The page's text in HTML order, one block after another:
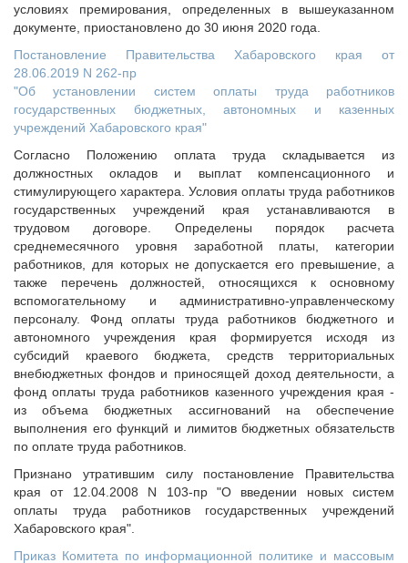
условиях премирования, определенных в вышеуказанном
документе, приостановлено до 30 июня 2020 года.
Постановление Правительства Хабаровского края от
28.06.2019 N 262-пр
"Об установлении систем оплаты труда работников
государственных бюджетных, автономных и казенных
учреждений Хабаровского края"
Согласно Положению оплата труда складывается из
должностных окладов и выплат компенсационного и
стимулирующего характера. Условия оплаты труда работников
государственных учреждений края устанавливаются в
трудовом договоре. Определены порядок расчета
среднемесячного уровня заработной платы, категории
работников, для которых не допускается его превышение, а
также перечень должностей, относящихся к основному
вспомогательному и административно-управленческому
персоналу. Фонд оплаты труда работников бюджетного и
автономного учреждения края формируется исходя из
субсидий краевого бюджета, средств территориальных
внебюджетных фондов и приносящей доход деятельности, а
фонд оплаты труда работников казенного учреждения края -
из объема бюджетных ассигнований на обеспечение
выполнения его функций и лимитов бюджетных обязательств
по оплате труда работников.
Признано утратившим силу постановление Правительства
края от 12.04.2008 N 103-пр "О введении новых систем
оплаты труда работников государственных учреждений
Хабаровского края".
Приказ Комитета по информационной политике и массовым